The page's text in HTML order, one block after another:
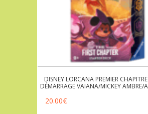
DISNEY LORCANA PREMIER
DÉMARRAGE VAIANA/MICKEY AMBRE/
20.00€